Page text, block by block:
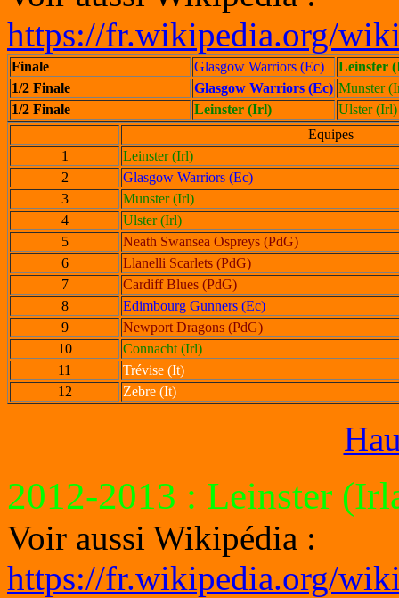
https://fr.wikipedia.org/
Finale Glasgow Warriors (Ec)
Leinster
1/2 Finale
Glasgow Warriors (Ec) Munster
1/2 Finale
Leinster (Irl)
Ulster (Irl)
Equipes
1
Leinster (Irl)
2
Glasgow Warriors (Ec)
3
Munster (Irl)
4
Ulster (Irl)
5
Neath Swansea Ospreys (PdG)
6
Llanelli Scarlets (PdG)
7
Cardiff Blues (PdG)
8
Edimbourg Gunners (Ec)
9
Newport Dragons (PdG)
10
Connacht (Irl)
11
Trévise (It)
12
Zebre (It)
2012-2013 : Leinster
Voir aussi Wikipédia :
https://fr.wikipedia.org/